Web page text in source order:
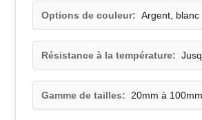
Options de couleur: Argent,
Résistance à la température:
Gamme de tailles: 20mm à